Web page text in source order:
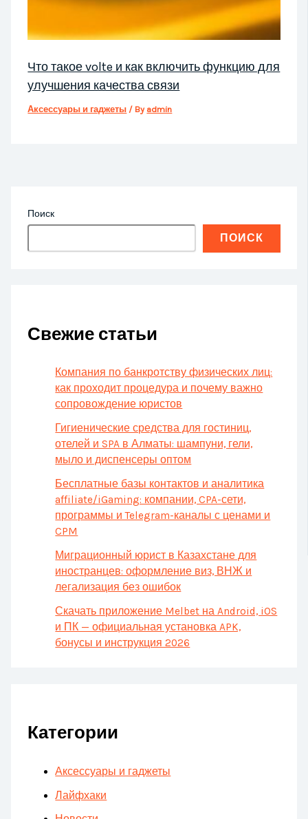
Что такое volte и как включить функцию для
улучшения качества связи
Аксессуары и гаджеты / By admin
Поиск
ПОИСК
Свежие статьи
Компания по банкротству физических лиц:
как проходит процедура и почему важно
сопровождение юристов
Гигиенические средства для гостиниц,
отелей и SPA в Алматы: шампуни, гели,
мыло и диспенсеры оптом
Бесплатные базы контактов и аналитика
affiliate/iGaming: компании, CPA-сети,
программы и Telegram-каналы с ценами и
CPM
Миграционный юрист в Казахстане для
иностранцев: оформление виз, ВНЖ и
легализация без ошибок
Скачать приложение Melbet на Android, iOS
и ПК — официальная установка APK,
бонусы и инструкция 2026
Категории
Аксессуары и гаджеты
Лайфхаки